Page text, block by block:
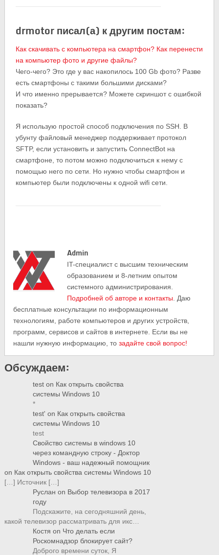
drmotor писал(а) к другим постам:
Как скачивать с компьютера на смартфон? Как перенести
на компьютер фото и другие файлы?
Чего-чего? Это где у вас накопилось 100 Gb фото? Разве
есть смартфоны с такими большими дисками?
И что именно прерывается? Можете скриншот с ошибкой
показать?
Я использую простой способ подключения по SSH. В
убунту файловый менеджер поддерживает протокол
SFTP, если установить и запустить ConnectBot на
смартфоне, то потом можно подключиться к нему с
помощью него по сети. Но нужно чтобы смартфон и
компьютер были подключены к одной wifi сети.
Admin
IT-cпециалист с высшим техническим
образованием и 8-летним опытом
системного администрирования.
Подробней об авторе и контакты . Даю
бесплатные консультации по информационным
технологиям, работе компьютеров и других устройств,
программ, сервисов и сайтов в интернете. Если вы не
нашли нужную информацию, тозадайте свой вопрос!
Обсуждаем:
test on Как открыть свойства
системы Windows 10
*
test' on Как открыть свойства
системы Windows 10
test
Свойство системы в windows 10
через командную строку - Доктор
Windows - ваш надежный помощник
on Как открыть свойства системы Windows 10
[…] Источник […]
Руслан on Выбор телевизора в 2017
году
Подскажите, на сегодняшний день,
какой телевизор рассматривать для икс…
Костя on Что делать если
Роскомнадзор блокирует сайт?
Доброго времени суток, Я